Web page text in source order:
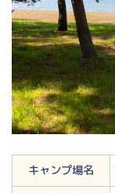
キャンプ場名